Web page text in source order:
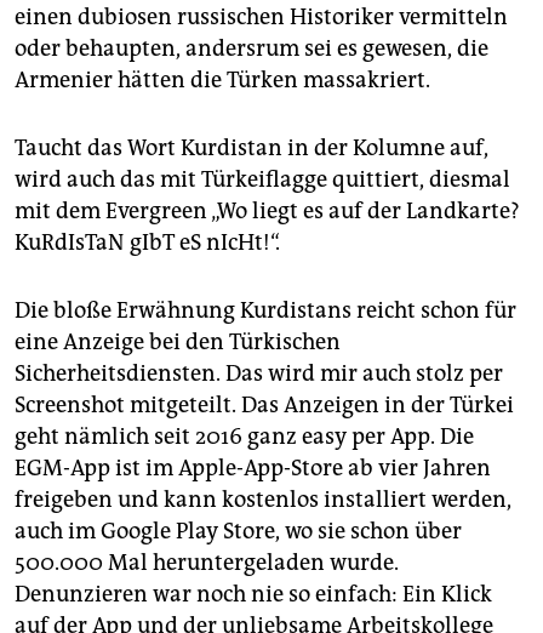
einen dubiosen russischen Historiker vermitteln
oder behaupten, andersrum sei es gewesen, die
Armenier hätten die Türken massakriert.
Taucht das Wort Kurdistan in der Kolumne auf,
wird auch das mit Türkeiflagge quittiert, diesmal
mit dem Evergreen „Wo liegt es auf der Landkarte?
KuRdIsTaN gIbT eS nIcHt!“.
Die bloße Erwähnung Kurdistans reicht schon für
eine Anzeige bei den Türkischen
Sicherheitsdiensten. Das wird mir auch stolz per
Screenshot mitgeteilt. Das Anzeigen in der Türkei
geht nämlich seit 2016 ganz easy per App. Die
EGM-App ist im Apple-App-Store ab vier Jahren
freigeben und kann kostenlos installiert werden,
auch im Google Play Store, wo sie schon über
500.000 Mal heruntergeladen wurde.
Denunzieren war noch nie so einfach: Ein Klick
auf der App und der unliebsame Arbeitskollege